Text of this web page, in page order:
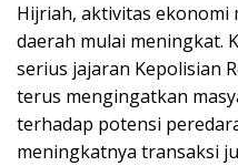
Hijriah, aktivitas ekonomi
daerah mulai meningkat.
serius jajaran Kepolisian
terus mengingatkan
terhadap potensi
meningkatnya transaksi